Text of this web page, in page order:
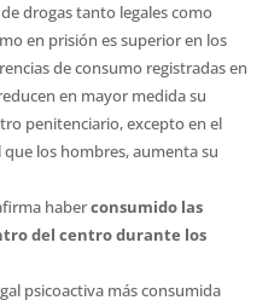
drogas tanto legales como
en prisión es superior en los
de consumo registradas en
en mayor medida su
penitenciario, excepto en el
los hombres, aumenta su
haberconsumido las
del centro durante los
psicoactiva más consumida